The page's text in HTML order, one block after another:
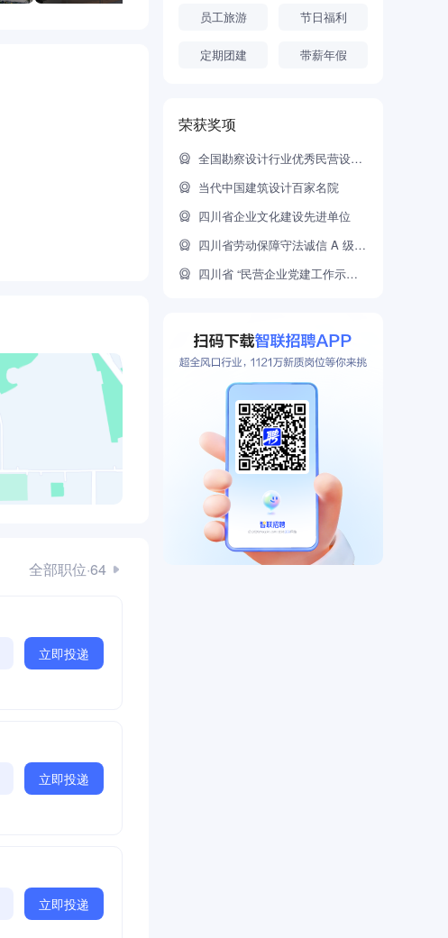
全部职位·64
立即投递
立即投递
立即投递
员工旅游 节日福利
定期团建 带薪年假
荣获奖项
全国勘察设计行业优秀民营设计企业
当代中国建筑设计百家名院
四川省企业文化建设先进单位
四川省劳动保障守法诚信 A 级企业
四川省 “民营企业党建工作示范企业”